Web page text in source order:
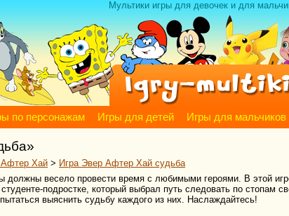
Мультики игры для девочек и для
по персонажам Игры для детей Игры для мальчиков
Хай > Игра Эвер Афтер Хай судьба
должны весело провести время с любимыми героями. В этой
подростке, который выбрал путь следовать по стопам
выяснить судьбу каждого из них. Наслаждайтесь!